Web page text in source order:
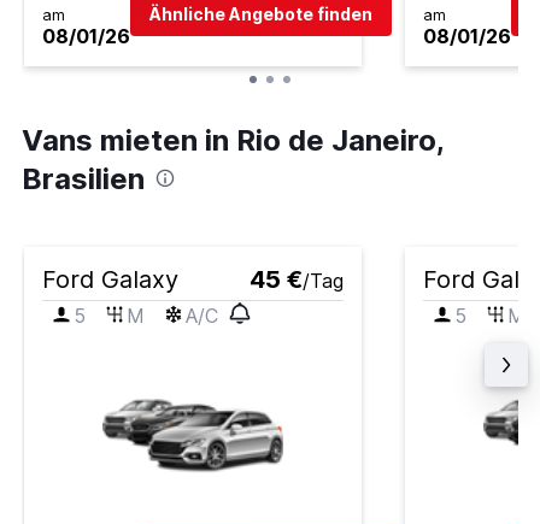
am
08/01/26
Ähnliche Angebote finden
am
08/01/26
Vans mieten in Rio de Janeiro,
Brasilien
Ford Galaxy 45 €/Tag
5
M A/C
Ford
5 M